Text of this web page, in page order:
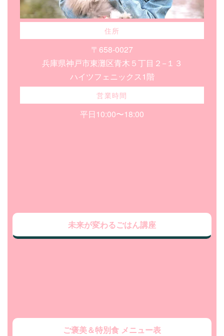
住所
〒658-0027
兵庫県神戸市東灘区青木５丁目２−１３
ハイツフェニックス1階
営業時間
平日10:00〜18:00
未来が変わるごはん講座
ご褒美＆特別食 メニュー表